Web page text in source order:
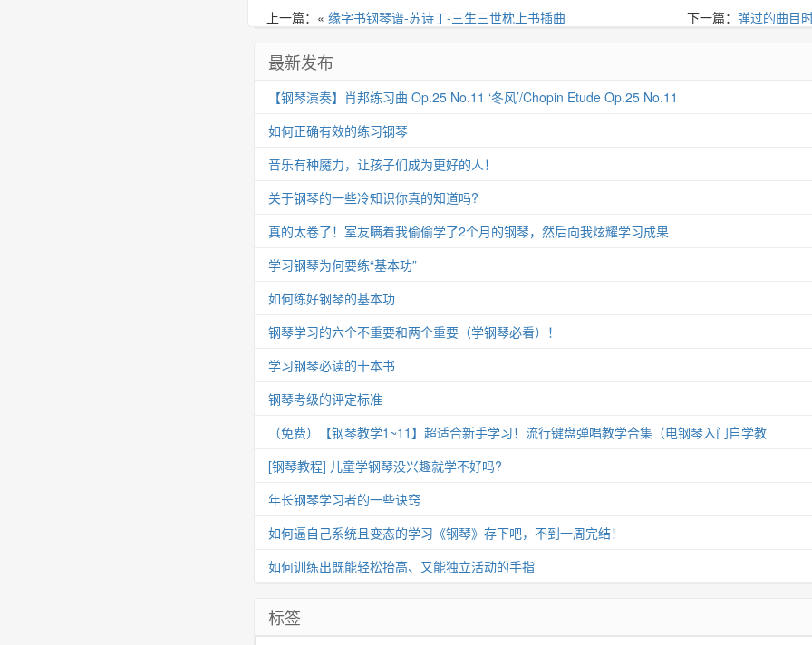
下一篇： 弹过的曲目
上一篇：« 缘字书钢琴谱-苏诗丁-三生三世枕上书插曲
最新发布
【钢琴演奏】肖邦练习曲 Op.25 No.11 ‘冬风’/Chopin Etude Op.25 No.11
如何正确有效的练习钢琴
音乐有种魔力，让孩子们成为更好的人！
关于钢琴的一些冷知识你真的知道吗?
真的太卷了！室友瞒着我偷偷学了2个月的钢琴，然后向我炫耀学习成果
学习钢琴为何要练“基本功”
如何练好钢琴的基本功
钢琴学习的六个不重要和两个重要（学钢琴必看）！
学习钢琴必读的十本书
钢琴考级的评定标准
（免费）【钢琴教学1~11】超适合新手学习！流行键盘弹唱教学合集（电钢琴入门自学教
[钢琴教程] 儿童学钢琴没兴趣就学不好吗?
年长钢琴学习者的一些诀窍
如何逼自己系统且变态的学习《钢琴》存下吧，不到一周完结！
如何训练出既能轻松抬高、又能独立活动的手指
标签